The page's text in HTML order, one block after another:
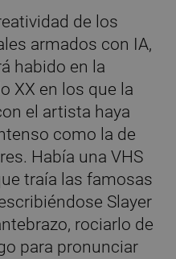
de los
armados con IA,
habido en la
XX en los que la
el artista haya
como la de
Había una VHS
traía las famosas
Slayer
rociarlo de
para pronunciar